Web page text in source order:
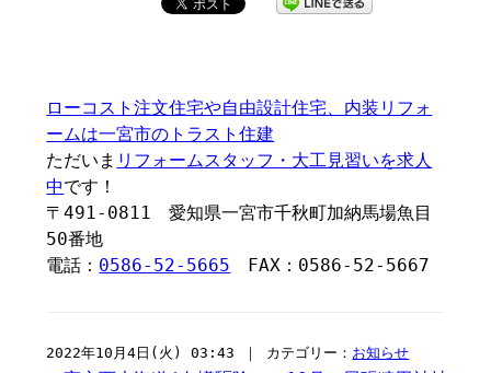
ローコスト注文住宅や自由設計住宅、内装リフォ
ームは一宮市のトラスト住建
ただいま リフォームスタッフ・大工見習いを求人
中です！
〒491-0811 愛知県一宮市千秋町加納馬場魚目
50番地
電話： 0586-52-5665 FAX：0586-52-5667
2022年10月4日(火) 03:43 ｜ カテゴリー： お知らせ